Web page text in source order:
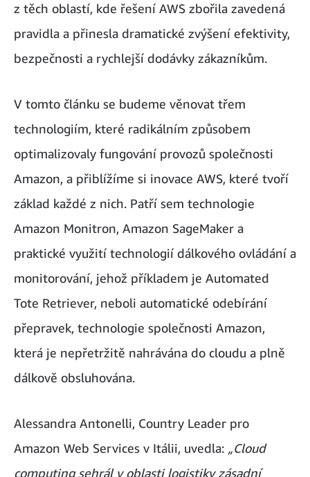
z těch oblastí, kde řešení AWS zbořila zavedená
pravidla a přinesla dramatické zvýšení efektivity,
bezpečnosti a rychlejší dodávky zákazníkům.
V tomto článku se budeme věnovat třem
technologiím, které radikálním způsobem
optimalizovaly fungování provozů společnosti
Amazon, a přiblížíme si inovace AWS, které tvoří
základ každé z nich. Patří sem technologie
Amazon Monitron, Amazon SageMaker a
praktické využití technologií dálkového ovládání a
monitorování, jehož příkladem je Automated
Tote Retriever, neboli automatické odebírání
přepravek, technologie společnosti Amazon,
která je nepřetržitě nahrávána do cloudu a plně
dálkově obsluhována.
Alessandra Antonelli, Country Leader pro
Amazon Web Services v Itálii, uvedla: „Cloud
computing sehrál v oblasti logistiky zásadní